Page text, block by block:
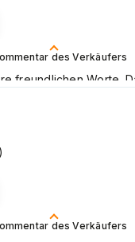
des Verkäufers
freundlichen Worte.
Grüßen.
des Verkäufers